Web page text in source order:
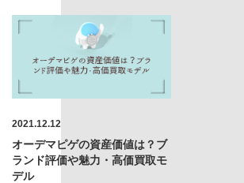
2021.12.12
オーデマピゲの資産価値は？ブ
ランド評価や魅力・高価買取モ
デル